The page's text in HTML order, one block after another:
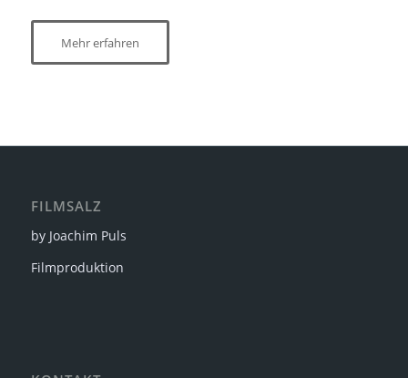
Mehr erfahren
FILMSALZ
by Joachim Puls
Filmproduktion